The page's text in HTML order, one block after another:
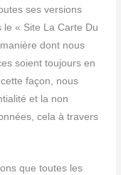
ses versions
« Site La Carte Du
dont nous
soient toujours en
façon, nous
et la non
cela à travers
que toutes les